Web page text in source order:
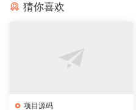
猜你喜欢
项目源码